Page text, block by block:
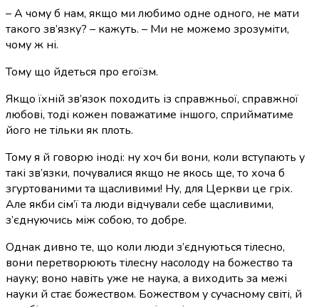
– А чому б нам, якщо ми любимо одне одного, не мати
такого зв’язку? – кажуть. – Ми не можемо зрозуміти,
чому ж ні.
Тому що йдеться про егоїзм.
Якщо їхній зв’язок походить із справжньої, справжної
любові, тоді кожен поважатиме іншого, сприйматиме
його не тільки як плоть.
Тому я й говорю іноді: ну хоч би вони, коли вступають у
такі зв’язки, почувалися якщо не якось ще, то хоча б
згуртованими та щасливими! Ну, для Церкви це гріх.
Але якби сім’ї та люди відчували себе щасливими,
з’єднуючись між собою, то добре.
Однак дивно те, що коли люди з’єднуються тілесно,
вони перетворюють тілесну насолоду на божество та
науку; воно навіть уже не наука, а виходить за межі
науки й стає божеством. Божеством у сучасному світі, й